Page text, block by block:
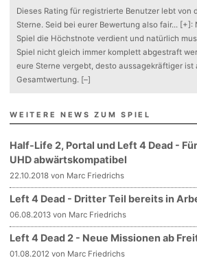
Dieses Rating für registrierte Benutzer lebt von
Sterne. Seid bei eurer Bewertung also fair... [+] :
Spiel die Höchstnote verdient und natürlich
Spiel nicht gleich immer komplett abgestraft
eure Sterne vergebt, desto aussagekräftiger ist
Gesamtwertung. [–]
WEITERE NEWS ZUM SPIEL
Half-Life 2, Portal und Left 4 Dead -
UHD abwärtskompatibel
22.10.2018 von Marc Friedrichs
Left 4 Dead - Dritter Teil bereits in
06.08.2013 von Marc Friedrichs
Left 4 Dead 2 - Neue Missionen ab
01.08.2012 von Marc Friedrichs